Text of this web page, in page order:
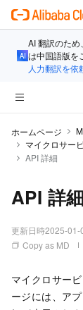
AI 翻訳のた
は中国語版を
人力翻訳を依
ホームページ
マイクロサー
API 詳細
API 詳細
更新日時2025-01-
Copy as MD
マイクロサー
ージには、ア